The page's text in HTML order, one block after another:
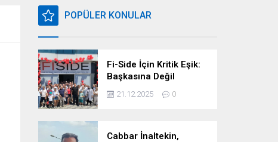
POPÜLER KONULAR
Fi-Side İçin Kritik Eşik:
Başkasına Değil
Kendimize Güvenme
Zamanı
21.12.2025 0
Cabbar İnaltekin,